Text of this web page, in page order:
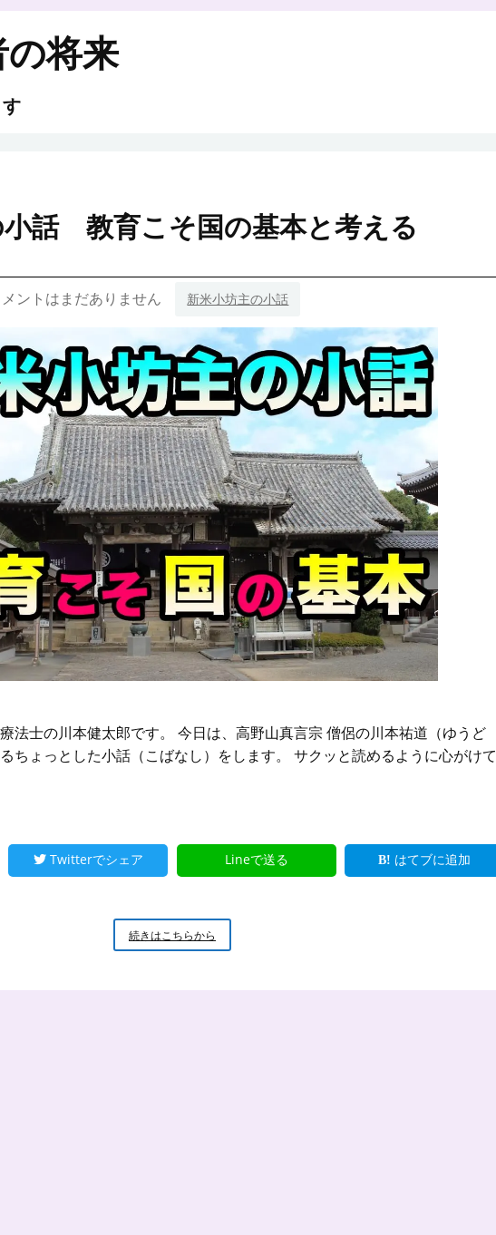
将来
小話 教育こそ国の基本と考える
ントはまだありません 新米小坊主の小話
法士の川本健太郎です。 今日は、高野山真言宗 僧侶の川本祐道（ゆうど
ちょっとした小話（こばなし）をします。 サクッと読めるように心がけて
Twitterでシェア Lineで送る はてブに追加
続きはこちらから
米